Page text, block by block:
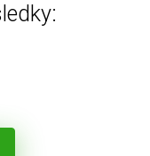
ON TWITTER
ON LINKEDIN